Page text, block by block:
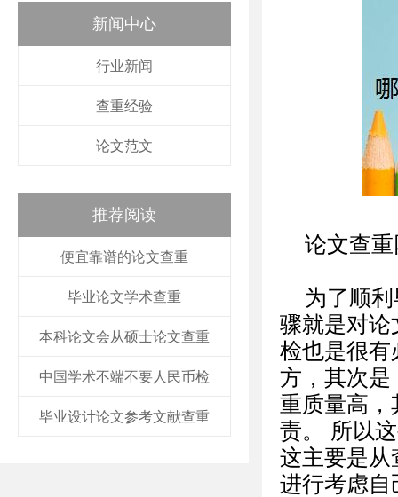
新闻中心
行业新闻
查重经验
论文范文
推荐阅读
便宜靠谱的论文查重
毕业论文学术查重
本科论文会从硕士论文查重
中国学术不端不要人民币检
毕业设计论文参考文献查重
论文查
为了顺
骤就是对论
检也是很有
方，其次是
重质量高，
责。 所以
这主要是从
进行考虑自